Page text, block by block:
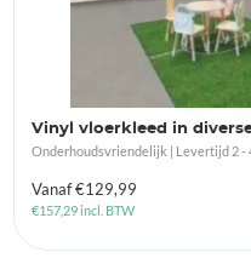
Vinyl vloerkleed in
Onderhoudsvriendelijk | Levertijd 2 -
Vanaf€129,99
€157,29incl. BTW